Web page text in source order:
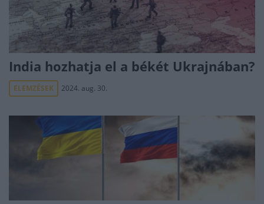
India hozhatja el a békét Ukrajnában?
ELEMZÉSEK 2024. aug. 30.